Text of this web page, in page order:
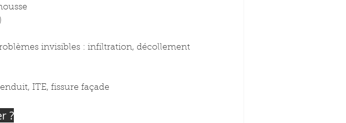
invisibles : infiltration, décollement
ITE, fissure façade
?